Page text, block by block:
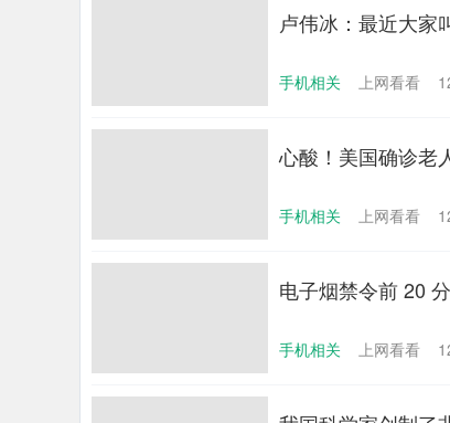
卢伟冰：最近大家
手机相关 上网看看
心酸！美国确诊老
手机相关 上网看看
电子烟禁令前 20
手机相关 上网看看